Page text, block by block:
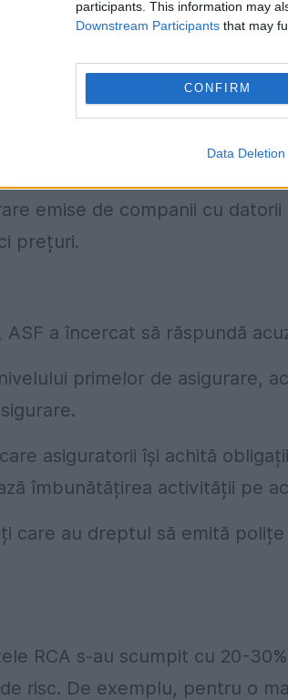
participants. This information may
Downstream Participants that may
CONFIRM
Data Deletion
ASSAI, Cristian Munteanu,
din 2015, una dintre acestea
în cazul unui daune
EVZ că nu înțelege de
emise de companii cu
prețuri.
a încercat să răspundă
primelor de asigurare,
asiguratorii își achită
îmbunătățirea activității pe
care au dreptul să emită
RCA s-au scumpit cu 20-
risc. De exemplu, pentru o